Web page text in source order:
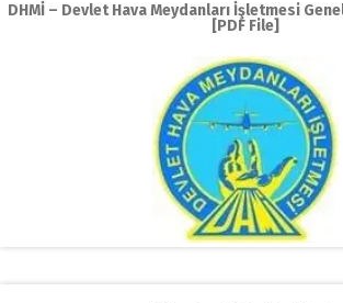
DHMİ – Devlet Hava Meydanları İşletmesi
[PDF File]